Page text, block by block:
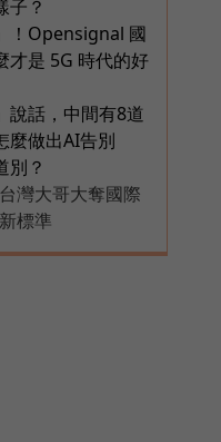
子？
！Opensignal 國
才是 5G 時代的好
說話，中間有8道
麼做出AI告別
別？
灣大哥大奪國際
標準